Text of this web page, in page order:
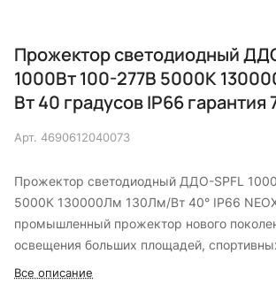
Прожектор светодиодный
1000Вт 100-277В 5000К
Вт 40 градусов IP66 гарантия
Арт. 4690612040073
Прожектор светодиодный ДДО-SPFL
5000К 130000Лм 130Лм/Вт 40° IP66
промышленный прожектор нового
освещения больших площадей,
строительных площадок и карьеров.
Все описание